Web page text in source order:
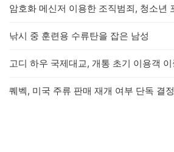
낚시 중 훈련용 수류탄을 잡은 남성
퀘벡, 미국 주류 판매 재개 여부 단독 결정